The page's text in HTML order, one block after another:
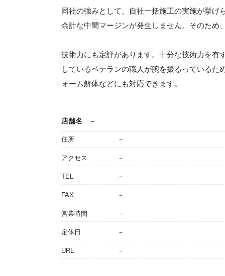
同社の強みとして、自社一括施工の実施が挙げ
余計な中間マージンが発生しません。そのため
技術力にも定評があります。十分な技術力を有
しているベテランの職人が腕を振るっている
ォーム解体などにも対応できます。
店舗名 －
住所 －
アクセス －
TEL －
FAX －
営業時間 －
定休日 －
URL －